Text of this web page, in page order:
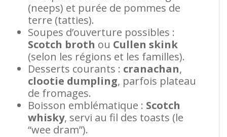
(neeps) et purée de pommes de
terre (tatties).
Soupes d’ouverture possibles :
Scotch broth ou Cullen skink
(selon les régions et les familles).
Desserts courants : cranachan,
clootie dumpling, parfois plateau
de fromages.
Boisson emblématique : Scotch
whisky, servi au fil des toasts (le
“wee dram”).